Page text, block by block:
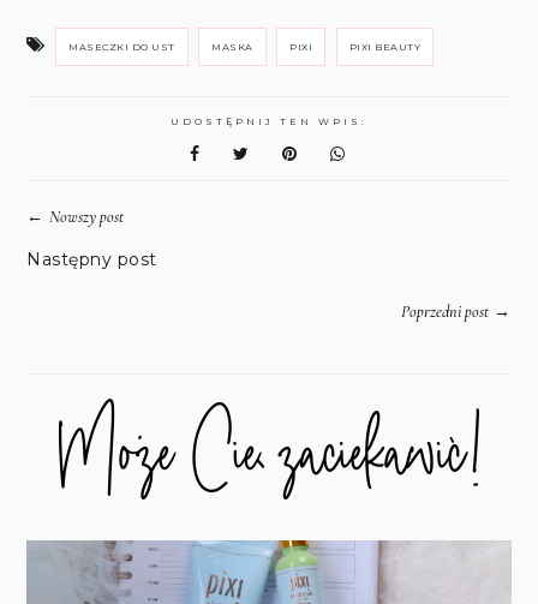
MASECZKI DO UST MASKA PIXI PIXI BEAUTY
UDOSTĘPNIJ TEN WPIS:
←Nowszy post
Następny post
Poprzedni post→